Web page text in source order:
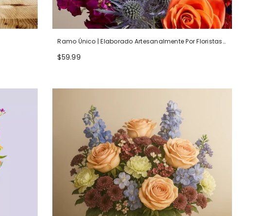
Ramo Único | Elaborado Artesanalmente Por Floristas
Locales
$59.99